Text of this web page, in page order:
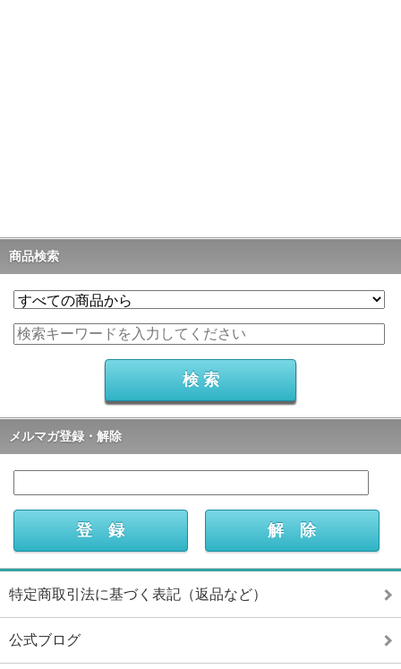
商品検索
メルマガ登録・解除
特定商取引法に基づく表記（返品など）
公式ブログ